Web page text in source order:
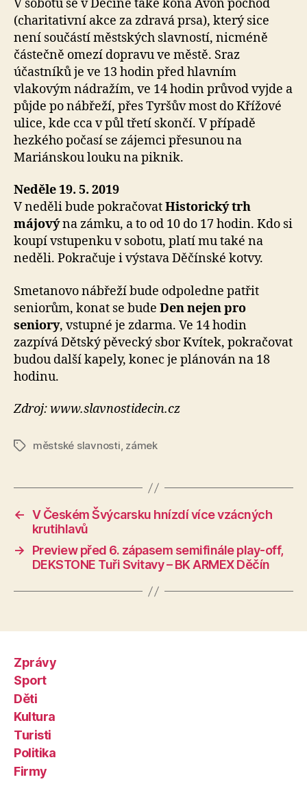
V sobotu se v Děčíně také koná Avon pochod
(charitativní akce za zdravá prsa), který sice
není součástí městských slavností, nicméně
částečně omezí dopravu ve městě. Sraz
účastníků je ve 13 hodin před hlavním
vlakovým nádražím, ve 14 hodin průvod vyjde a
půjde po nábřeží, přes Tyršův most do Křížové
ulice, kde cca v půl třetí skončí. V případě
hezkého počasí se zájemci přesunou na
Mariánskou louku na piknik.
Neděle 19. 5. 2019
V neděli bude pokračovatHistorický trh
májovýna zámku, a to od 10 do 17 hodin. Kdo si
koupí vstupenku v sobotu, platí mu také na
neděli. Pokračuje i výstava Děčínské kotvy.
Smetanovo nábřeží bude odpoledne patřit
seniorům, konat se bude Den nejen pro
seniory, vstupné je zdarma. Ve 14 hodin
zazpívá Dětský pěvecký sbor Kvítek, pokračovat
budou další kapely, konec je plánován na 18
hodinu.
Zdroj: www.slavnostidecin.cz
Štítkyměstské slavnosti, zámek
← V Českém Švýcarsku hnízdí více vzácných
krutihlavů
→
Preview před 6. zápasem semifinále play-off,
DEKSTONE Tuři Svitavy – BK ARMEX Děčín
Zprávy
Sport
Děti
Kultura
Turisti
Politika
Firmy